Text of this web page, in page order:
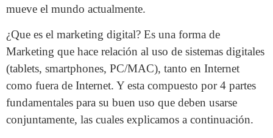
mueve el mundo actualmente.
¿Que es el marketing digital? Es una forma de
Marketing que hace relación al uso de sistemas digitales
(tablets, smartphones, PC/MAC), tanto en Internet
como fuera de Internet. Y esta compuesto por 4 partes
fundamentales para su buen uso que deben usarse
conjuntamente, las cuales explicamos a continuación.